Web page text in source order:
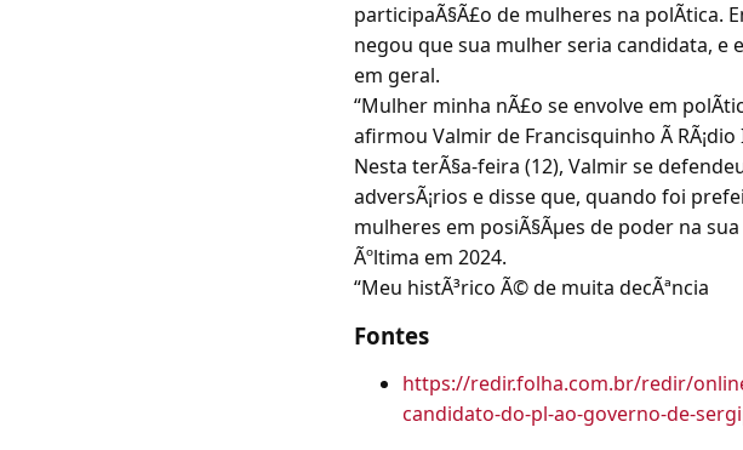
participaÃ§Ã£o de mulheres na polÃtica.
negou que sua mulher seria candidata, e
em geral.
“Mulher minha nÃ£o se envolve em
afirmou Valmir de Francisquinho Ã
Nesta terÃ§a-feira (12), Valmir se
adversÃ¡rios e disse que, quando foi
mulheres em posiÃ§Ãµes de poder na
Ãºltima em 2024.
“Meu histÃ³rico Ã© de muita decÃªncia
Fontes
https://redir.folha.com.br/redir/
candidato-do-pl-ao-governo-de-